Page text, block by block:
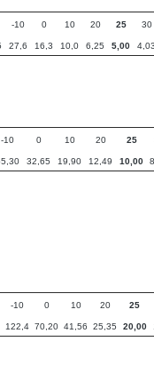
-10 0 10 20 25 30
27,6 16,3 10,0 6,25 5,00 4,03
-10 0 10 20 25
32,65 19,90 12,49 10,00
-10 0 10 20 25
122,4 70,20 41,56 25,35 20,00